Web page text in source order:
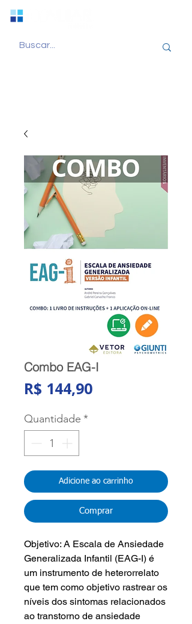
Combo EAG-I
R$ 144,90Preço
Quantidade *
Adicione ao carrinho
Comprar
Objetivo: A Escala de Ansiedade
Generalizada Infantil (EAG-I) é
um instrumento de heterorrelato
que tem como objetivo rastrear os
níveis dos sintomas relacionados
ao transtorno de ansiedade